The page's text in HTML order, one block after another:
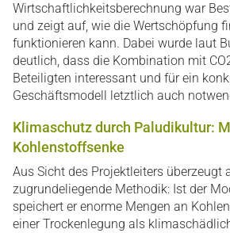
Wirtschaftlichkeitsberechnung war
und zeigt auf, wie die Wertschöpfung
funktionieren kann. Dabei wurde laut
deutlich, dass die Kombination mit
Beteiligten interessant und für ein
Geschäftsmodell letztlich auch
Klimaschutz durch Paludikultur:
Kohlenstoffsenke
Aus Sicht des Projektleiters überzeugt
zugrundeliegende Methodik: Ist der
speichert er enorme Mengen an
einer Trockenlegung als